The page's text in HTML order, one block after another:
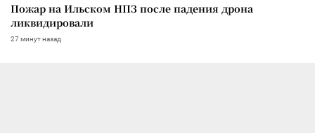
Пожар на Ильском НПЗ после падения дрона
ликвидировали
27 минут назад